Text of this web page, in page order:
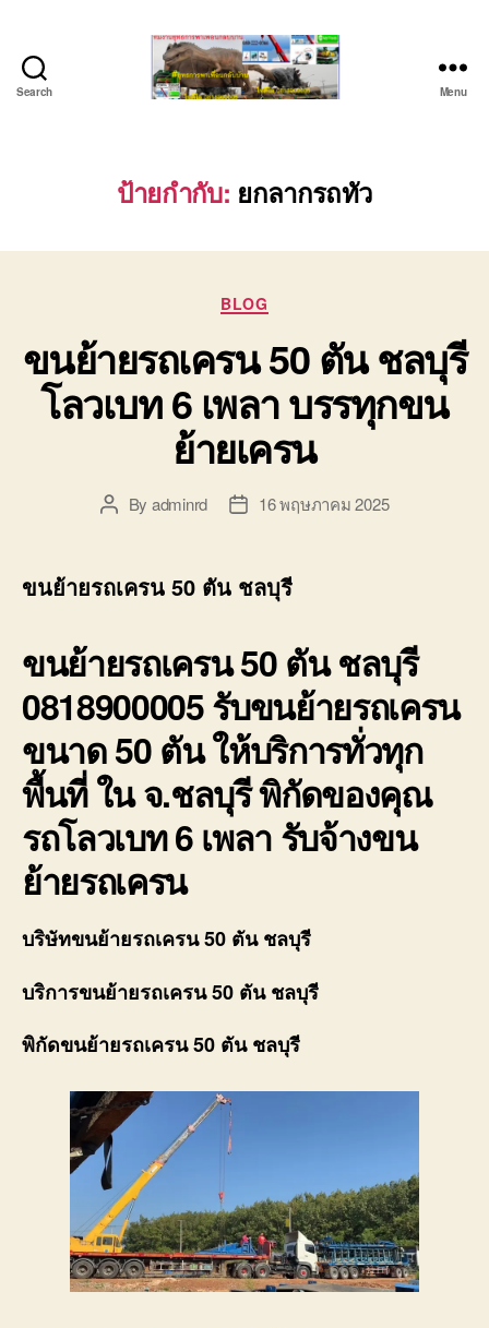
Search
ยก
ของ
ติดต่อ
0640711613,
Menu
ป้ายกำกับ: ยกลากรถทัว
Categories
BLOG
ขนย้ายรถเครน 50 ตัน ชลบุรี
โลวเบท 6 เพลา บรรทุกขน
ย้ายเครน
PostBy adminrd
Post16 พฤษภาคม 2025
ขนย้ายรถเครน 50 ตัน ชลบุรี
ขนย้ายรถเครน 50 ตัน ชลบุรี
0818900005 รับขนย้ายรถเครน
ขนาด 50 ตัน ให้บริการทั่วทุก
พื้นที่ ใน จ.ชลบุรี พิกัดของคุณ
รถโลวเบท 6 เพลา รับจ้างขน
ย้ายรถเครน
บริษัทขนย้ายรถเครน 50 ตัน ชลบุรี
บริการขนย้ายรถเครน 50 ตัน ชลบุรี
พิกัดขนย้ายรถเครน 50 ตัน ชลบุรี